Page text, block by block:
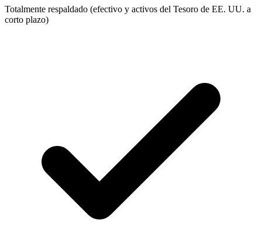
Totalmente respaldado (efectivo y activos del Tesoro de EE. UU. a
corto plazo)